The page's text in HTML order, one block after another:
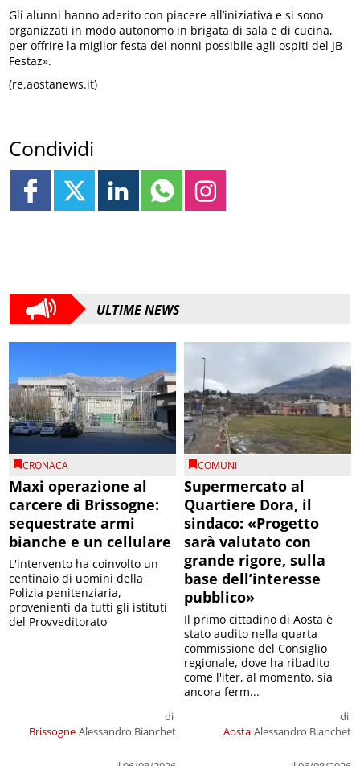
Gli alunni hanno aderito con piacere all’iniziativa e si sono
organizzati in modo autonomo in brigata di sala e di cucina,
per offrire la miglior festa dei nonni possibile agli ospiti del JB
Festaz».
(re.aostanews.it)
Condividi
ULTIME NEWS
CRONACA
Maxi operazione al
carcere di Brissogne:
sequestrate armi
bianche e un cellulare
Brissogne
di
Alessandro Bianchet
L'intervento ha coinvolto un
centinaio di uomini della
Polizia penitenziaria,
provenienti da tutti gli istituti
del Provveditorato
COMUNI
Supermercato al
Quartiere Dora, il
sindaco: «Progetto
sarà valutato con
grande rigore, sulla
base dell’interesse
pubblico»
Aosta
di
Alessandro Bianchet
Il primo cittadino di Aosta è
stato audito nella quarta
commissione del Consiglio
regionale, dove ha ribadito
come l'iter, al momento, sia
ancora ferm...